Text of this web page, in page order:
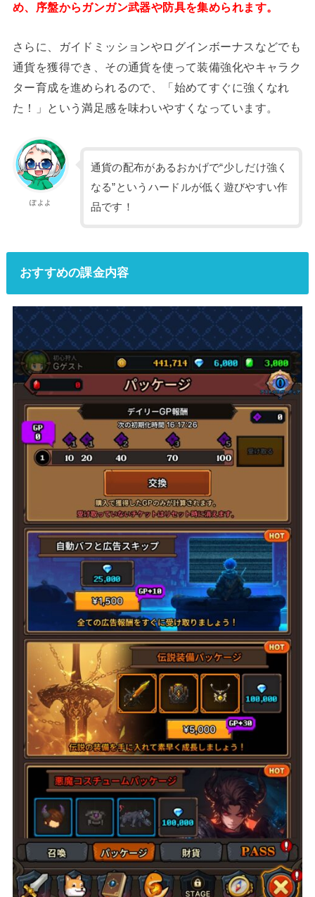
め、序盤からガンガン武器や防具を集められます。
さらに、ガイドミッションやログインボーナスなどでも
通貨を獲得でき、その通貨を使って装備強化やキャラク
ター育成を進められるので、「始めてすぐに強くなれ
た！」という満足感を味わいやすくなっています。
ぽよよ
通貨の配布があるおかげで“少しだけ強く
なる”というハードルが低く遊びやすい作
品です！
おすすめの課金内容